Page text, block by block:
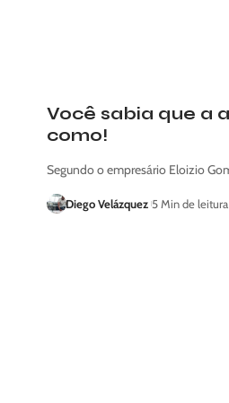
Você sabia que a
como!
Segundo o empresário Eloizio
Diego Velázquez 5 Min de leitura